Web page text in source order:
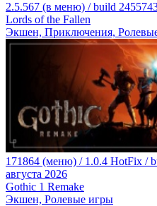
2.5.567 (в меню) / build
Lords of the Fallen
Экшен, Приключения,
171864 (меню) / 1.0.4 HotFix /
августа 2026
Gothic 1 Remake
Экшен, Ролевые игры